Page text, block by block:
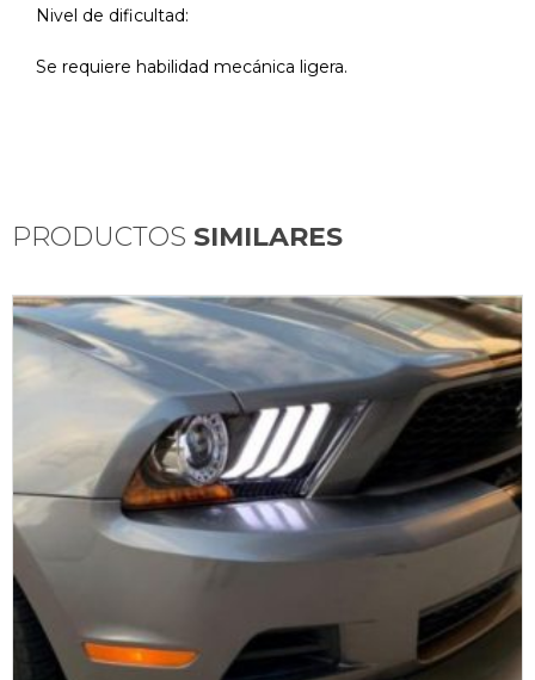
Nivel de dificultad:
Se requiere habilidad mecánica ligera.
PRODUCTOS SIMILARES